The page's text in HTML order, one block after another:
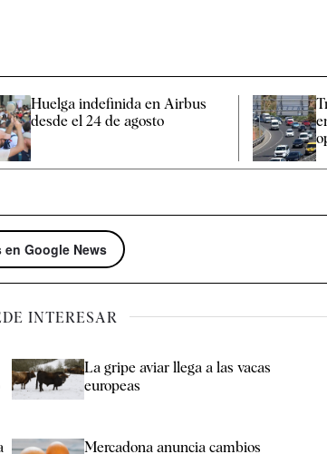
Huelga indefinida en Airbus
desde el 24 de agosto
en Google News
INTERESAR
La gripe aviar llega a las vacas
europeas
Mercadona anuncia cambios